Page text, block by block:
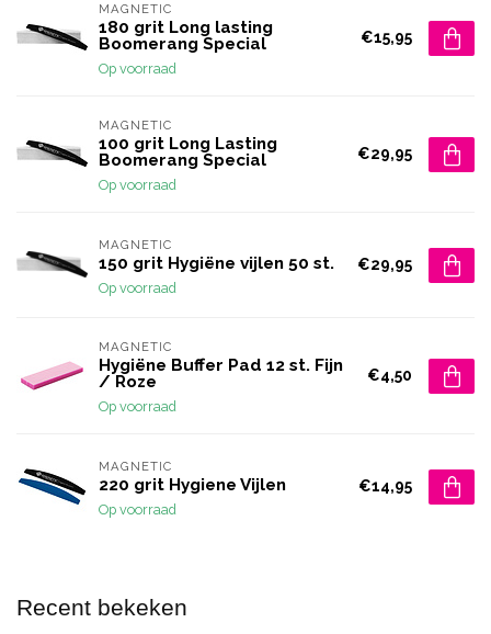
MAGNETIC
180 grit Long lasting
Boomerang Special
Op voorraad
€15,95
MAGNETIC
100 grit Long Lasting
Boomerang Special
Op voorraad
€29,95
MAGNETIC
150 grit Hygiëne vijlen 50 st.
Op voorraad
€29,95
MAGNETIC
Hygiëne Buffer Pad 12 st. Fijn
/ Roze
Op voorraad
€4,50
MAGNETIC
220 grit Hygiene Vijlen
Op voorraad
€14,95
Recent bekeken